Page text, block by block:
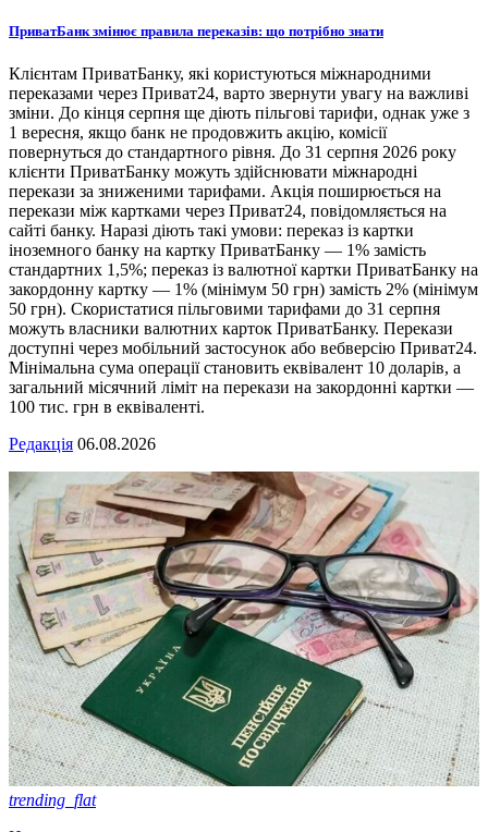
ПриватБанк змінює правила переказів: що потрібно знати
Клієнтам ПриватБанку, які користуються міжнародними
переказами через Приват24, варто звернути увагу на важливі
зміни. До кінця серпня ще діють пільгові тарифи, однак уже з
1 вересня, якщо банк не продовжить акцію, комісії
повернуться до стандартного рівня. До 31 серпня 2026 року
клієнти ПриватБанку можуть здійснювати міжнародні
перекази за зниженими тарифами. Акція поширюється на
перекази між картками через Приват24, повідомляється на
сайті банку. Наразі діють такі умови: переказ із картки
іноземного банку на картку ПриватБанку — 1% замість
стандартних 1,5%; переказ із валютної картки ПриватБанку на
закордонну картку — 1% (мінімум 50 грн) замість 2% (мінімум
50 грн). Скористатися пільговими тарифами до 31 серпня
можуть власники валютних карток ПриватБанку. Перекази
доступні через мобільний застосунок або вебверсію Приват24.
Мінімальна сума операції становить еквівалент 10 доларів, а
загальний місячний ліміт на перекази на закордонні картки —
100 тис. грн в еквіваленті.
Редакція 06.08.2026
trending_flat